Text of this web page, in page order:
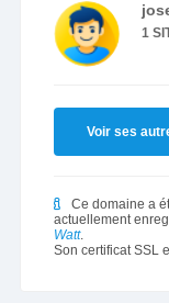
1
Voir ses
Ce domaine a
actuellement
Watt.
Son certificat SSL